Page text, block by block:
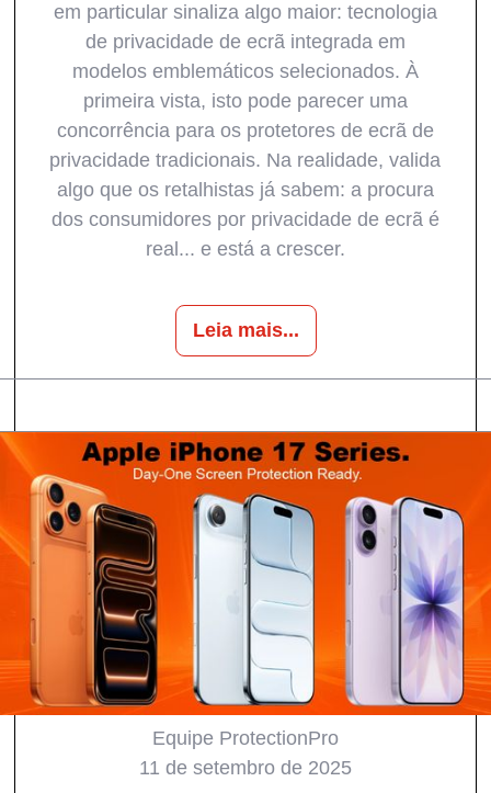
em particular sinaliza algo maior: tecnologia
de privacidade de ecrã integrada em
modelos emblemáticos selecionados. À
primeira vista, isto pode parecer uma
concorrência para os protetores de ecrã de
privacidade tradicionais. Na realidade, valida
algo que os retalhistas já sabem: a procura
dos consumidores por privacidade de ecrã é
real... e está a crescer.
Leia mais...
Equipe ProtectionPro
11 de setembro de 2025